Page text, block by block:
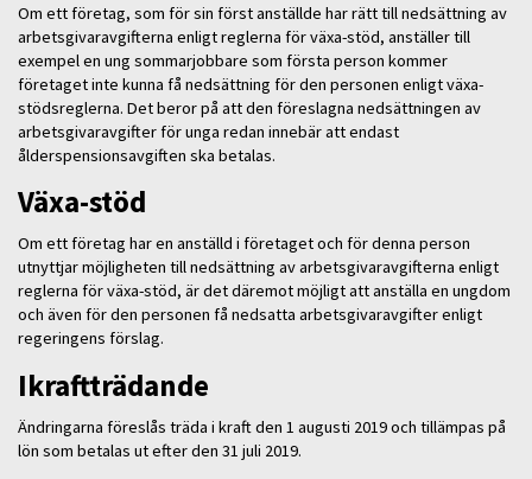
Om ett företag, som för sin först anställde har rätt till nedsättning av
arbetsgivaravgifterna enligt reglerna för växa-stöd, anställer till
exempel en ung sommarjobbare som första person kommer
företaget inte kunna få nedsättning för den personen enligt växa-
stödsreglerna. Det beror på att den föreslagna nedsättningen av
arbetsgivaravgifter för unga redan innebär att endast
ålderspensionsavgiften ska betalas.
Växa-stöd
Om ett företag har en anställd i företaget och för denna person
utnyttjar möjligheten till nedsättning av arbetsgivaravgifterna enligt
reglerna för växa-stöd, är det däremot möjligt att anställa en ungdom
och även för den personen få nedsatta arbetsgivaravgifter enligt
regeringens förslag.
Ikraftträdande
Ändringarna föreslås träda i kraft den 1 augusti 2019 och tillämpas på
lön som betalas ut efter den 31 juli 2019.